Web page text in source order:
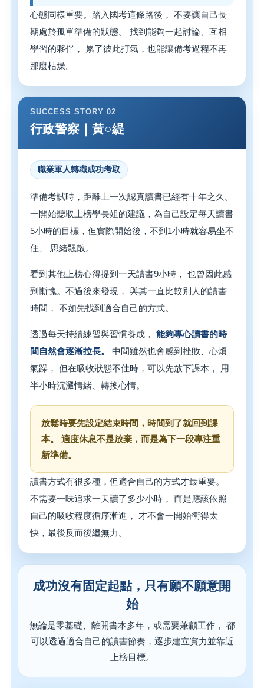
心態同樣重要。踏入國考這條路後， 不要讓自己長
期處於孤單準備的狀態。 找到能夠一起討論、互相
學習的夥伴， 累了彼此打氣，也能讓備考過程不再
那麼枯燥。
SUCCESS STORY 02
行政警察｜黃○緹
職業軍人轉職成功考取
準備考試時，距離上一次認真讀書已經有十年之久。
一開始聽取上榜學長姐的建議，為自己設定每天讀書
5小時的目標，但實際開始後，不到1小時就容易坐不
住、 思緒飄散。
看到其他上榜心得提到一天讀書9小時， 也曾因此感
到慚愧。不過後來發現， 與其一直比較別人的讀書
時間， 不如先找到適合自己的方式。
透過每天持續練習與習慣養成， 能夠專心讀書的時
間自然會逐漸拉長。 中間雖然也會感到挫敗、心煩
氣躁， 但在吸收狀態不佳時，可以先放下課本， 用
半小時沉澱情緒、轉換心情。
放鬆時要先設定結束時間，時間到了就回到課
本。 適度休息不是放棄，而是為下一段專注重
新準備。
讀書方式有很多種，但適合自己的方式才最重要。
不需要一味追求一天讀了多少小時， 而是應該依照
自己的吸收程度循序漸進， 才不會一開始衝得太
快，最後反而後繼無力。
成功沒有固定起點，只有願不願意開
始
無論是零基礎、離開書本多年，或需要兼顧工作， 都
可以透過適合自己的讀書節奏，逐步建立實力並靠近
上榜目標。